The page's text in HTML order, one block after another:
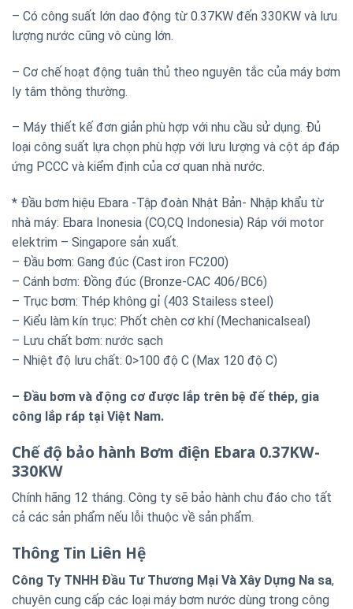
– Có công suất lớn dao động từ 0.37KW đến 330KW và lưu
lượng nước cũng vô cùng lớn.
– Cơ chế hoạt động tuân thủ theo nguyên tắc của máy bơm
ly tâm thông thường.
– Máy thiết kế đơn giản phù hợp với nhu cầu sử dụng. Đủ
loại công suất lựa chọn phù hợp với lưu lượng và cột áp đáp
ứng PCCC và kiểm định của cơ quan nhà nước.
* Đầu bơm hiệu Ebara -Tập đoàn Nhật Bản- Nhập khẩu từ
nhà máy: Ebara Inonesia (CO,CQ Indonesia) Ráp với motor
elektrim – Singapore sản xuất.
– Đầu bơm: Gang đúc (Cast iron FC200)
– Cánh bơm: Đồng đúc (Bronze-CAC 406/BC6)
– Trục bơm: Thép không gỉ (403 Stailess steel)
– Kiểu làm kín trục: Phốt chèn cơ khí (Mechanicalseal)
– Lưu chất bơm: nước sạch
– Nhiệt độ lưu chất: 0>100 độ C (Max 120 độ C)
– Đầu bơm và động cơ được lắp trên bệ đế thép, gia
công lắp ráp tại Việt Nam.
Chế độ bảo hành Bơm điện Ebara 0.37KW-
330KW
Chính hãng 12 tháng. Công ty sẽ bảo hành chu đáo cho tất
cả các sản phẩm nếu lỗi thuộc về sản phẩm.
Thông Tin Liên Hệ
Công Ty TNHH Đầu Tư Thương Mại Và Xây Dựng Na sa,
chuyên cung cấp các loại máy bơm nước dùng trong công